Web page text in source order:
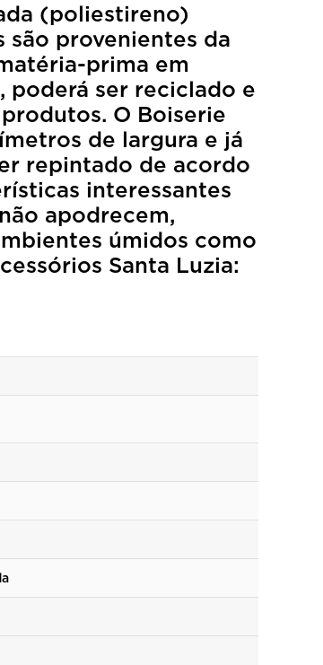
(poliestireno)
são provenientes da
prima em
poderá ser reciclado e
O Boiserie
de largura e já
repintado de acordo
interessantes
apodrecem,
úmidos como
Santa Luzia: